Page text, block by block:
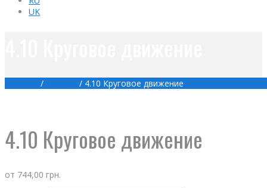
UK
/ / 4.10 Круговое движение
4.10 Круговое движение
от 744,00 грн.